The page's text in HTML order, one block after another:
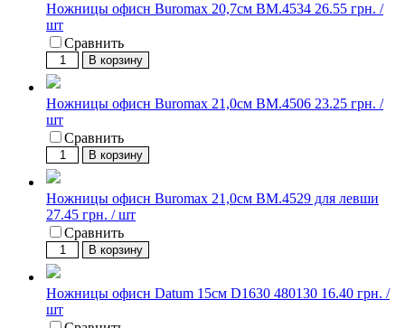
Ножницы офисн Buromax 20,7см BM.4534 26.55 грн. /
шт
Сравнить
В корзину
Ножницы офисн Buromax 21,0см BM.4506 23.25 грн. /
шт
Сравнить
В корзину
Ножницы офисн Buromax 21,0см BM.4529 для левши
27.45 грн. / шт
Сравнить
В корзину
Ножницы офисн Datum 15см D1630 480130 16.40 грн. /
шт